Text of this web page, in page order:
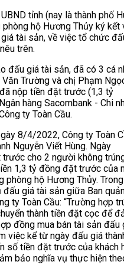
tỉnh (nay là thành phố
hộ Hương Thủy ký kết
tài sản, về việc tổ chức
trên.
đấu giá tài sản, đã có 3 cá
Trường và chị Phạm
nộp tiền đặt trước (1,3 tỷ
hàng Sacombank - Chi
ty Toàn Cầu.
8/4/2022, Công ty Toàn
Nguyễn Viết Hùng. Ngày
cho 2 người không
1,3 tỷ đồng đặt trước của
phòng hộ Hương Thủy.
giá tài sản giữa Ban
ty Toàn Cầu: “Trường hợp
thành tiền đặt cọc để
đồng mua bán tài sản đấu
việc kể từ ngày đấu giá
số tiền đặt trước của khách
bảo nghĩa vụ thực hiện